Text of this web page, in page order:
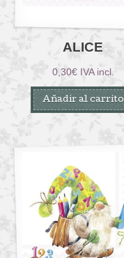
ALICE
0,30€ IVA incl.
Añadir al carrito